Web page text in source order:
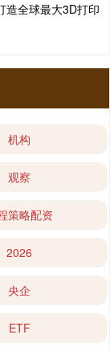
造全球最大3D打印
机构
观察
策略配资
2026
央企
ETF